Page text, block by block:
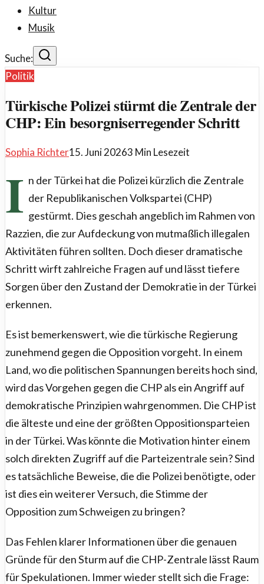
Kultur
Musik
Suche:
Politik
Türkische Polizei stürmt die Zentrale der
CHP: Ein besorgniserregender Schritt
Sophia Richter15. Juni 20263 Min Lesezeit
I n der Türkei hat die Polizei kürzlich die Zentrale
der Republikanischen Volkspartei (CHP)
gestürmt. Dies geschah angeblich im Rahmen von
Razzien, die zur Aufdeckung von mutmaßlich illegalen
Aktivitäten führen sollten. Doch dieser dramatische
Schritt wirft zahlreiche Fragen auf und lässt tiefere
Sorgen über den Zustand der Demokratie in der Türkei
erkennen.
Es ist bemerkenswert, wie die türkische Regierung
zunehmend gegen die Opposition vorgeht. In einem
Land, wo die politischen Spannungen bereits hoch sind,
wird das Vorgehen gegen die CHP als ein Angriff auf
demokratische Prinzipien wahrgenommen. Die CHP ist
die älteste und eine der größten Oppositionsparteien
in der Türkei. Was könnte die Motivation hinter einem
solch direkten Zugriff auf die Parteizentrale sein? Sind
es tatsächliche Beweise, die die Polizei benötigte, oder
ist dies ein weiterer Versuch, die Stimme der
Opposition zum Schweigen zu bringen?
Das Fehlen klarer Informationen über die genauen
Gründe für den Sturm auf die CHP-Zentrale lässt Raum
für Spekulationen. Immer wieder stellt sich die Frage: